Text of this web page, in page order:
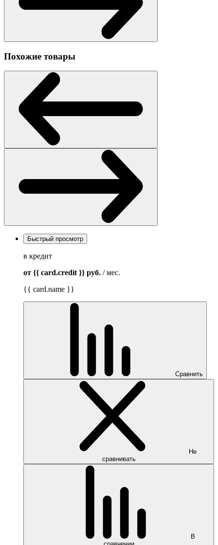
Похожие товары
Быстрый просмотр
в кредит
от {{ card.credit }} руб. / мес.
{{ card.name }}
Сравнить
Не
сравнивать
В